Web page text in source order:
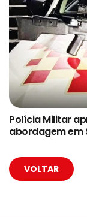
Polícia Militar
abordagem em
VOLTAR